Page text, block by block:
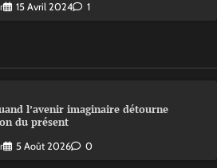
15 Avril 2024 1
l’avenir imaginaire détourne
du présent
5 Août 2026 0